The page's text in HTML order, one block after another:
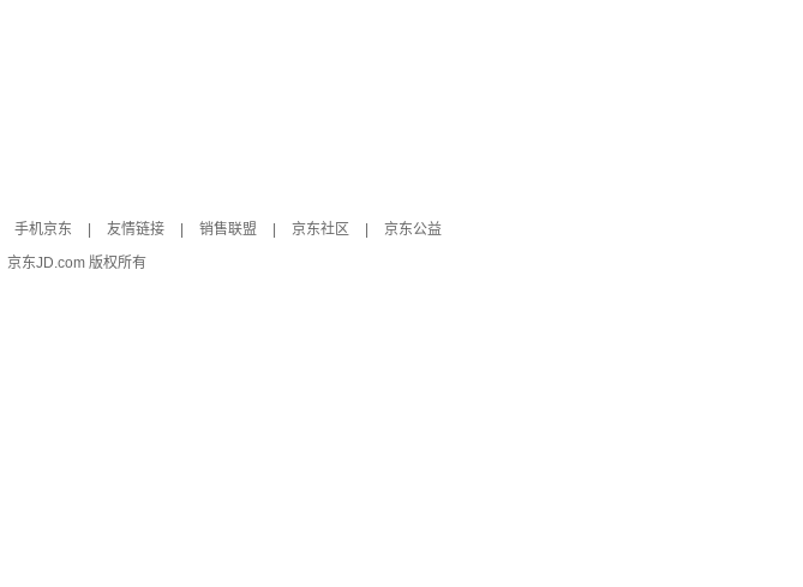
手机京东 友情链接 销售联盟 京东社区
京东公益
京东JD.com 版权所有